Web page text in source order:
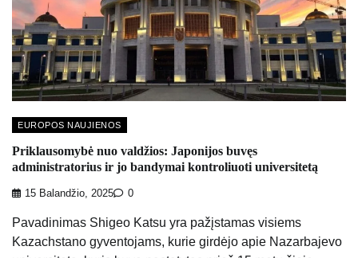
EUROPOS NAUJIENOS
Priklausomybė nuo valdžios: Japonijos buvęs
administratorius ir jo bandymai kontroliuoti universitetą
15 Balandžio, 2025 0
Pavadinimas Shigeo Katsu yra pažįstamas visiems
Kazachstano gyventojams, kurie girdėjo apie Nazarbajevo